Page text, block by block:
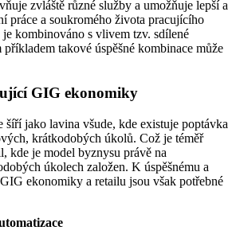
zvláště různé služby a umožňuje lepší a
práce a soukromého života pracujícího
kombinováno s vlivem tzv. sdílené
takové úspěšné kombinace může
GIG ekonomiky
šíří jako lavina všude, kde existuje poptávka
krátkodobých úkolů. Což je téměř
kde je model byznysu právě na
úkolech založen. K úspěšnému a
ekonomiky a retailu jsou však potřebné